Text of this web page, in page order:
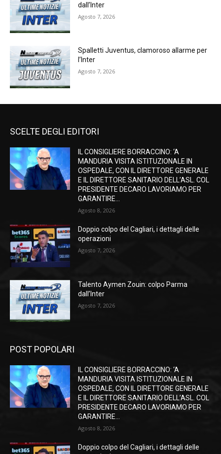
dall’Inter
Agosto 7, 2026
Spalletti Juventus, clamoroso allarme per
l’Inter
Agosto 7, 2026
SCELTE DEGLI EDITORI
IL CONSIGLIERE BORRACCINO: ‘A
MANDURIA VISITA ISTITUZIONALE IN
OSPEDALE, CON IL DIRETTORE GENERALE
E IL DIRETTORE SANITARIO DELL’ASL. COL
PRESIDENTE DECARO LAVORIAMO PER
GARANTIRE...
Agosto 8, 2026
Doppio colpo del Cagliari, i dettagli delle
operazioni
Agosto 7, 2026
Talento Aymen Zouin: colpo Parma
dall’Inter
Agosto 7, 2026
POST POPOLARI
IL CONSIGLIERE BORRACCINO: ‘A
MANDURIA VISITA ISTITUZIONALE IN
OSPEDALE, CON IL DIRETTORE GENERALE
E IL DIRETTORE SANITARIO DELL’ASL. COL
PRESIDENTE DECARO LAVORIAMO PER
GARANTIRE...
Agosto 8, 2026
Doppio colpo del Cagliari, i dettagli delle